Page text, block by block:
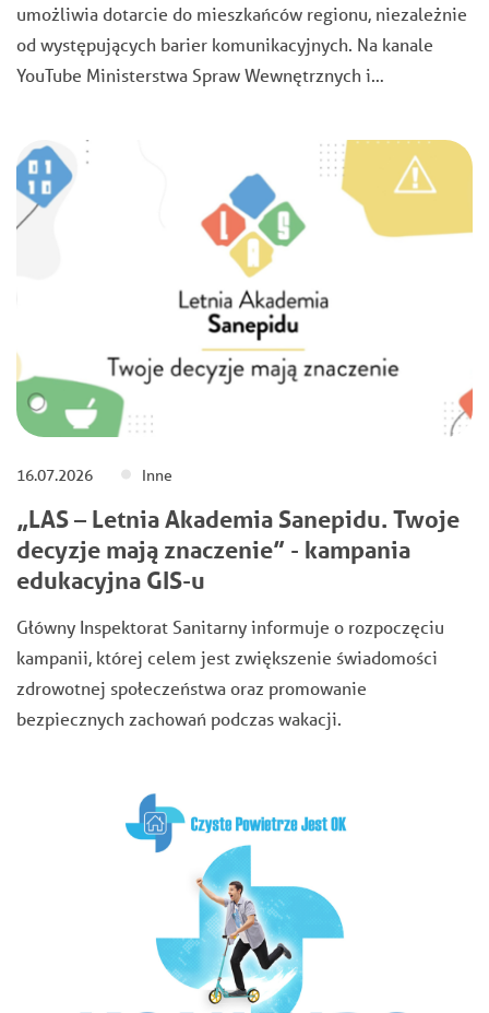
umożliwia dotarcie do mieszkańców regionu, niezależnie
od występujących barier komunikacyjnych. Na kanale
YouTube Ministerstwa Spraw Wewnętrznych i…
16.07.2026 Inne
„LAS – Letnia Akademia Sanepidu. Twoje
decyzje mają znaczenie” - kampania
edukacyjna GIS-u
Główny Inspektorat Sanitarny informuje o rozpoczęciu
kampanii, której celem jest zwiększenie świadomości
zdrowotnej społeczeństwa oraz promowanie
bezpiecznych zachowań podczas wakacji.